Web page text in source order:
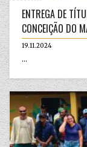
ENTREGA DE
CONCEIÇÃO DO
19.11.2024
...